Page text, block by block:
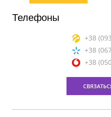
Телефоны
+38
+38
+38